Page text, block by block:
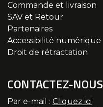
Commande et livraison
SAV et Retour
Partenaires
Accessibilité numérique
Droit de rétractation
CONTACTEZ-NOUS
Par e-mail : Cliquez ici